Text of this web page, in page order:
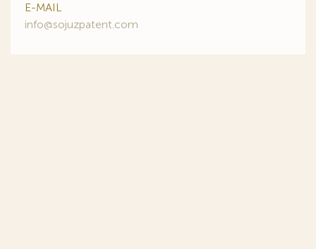
E-MAIL
info@sojuzpatent.com